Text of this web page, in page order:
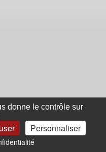
donne le contrôle sur
Personnaliser